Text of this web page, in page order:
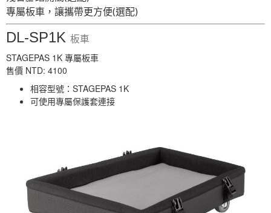
專屬板車，讓攜帶更方便(選配)
DL-SP1K 板車
STAGEPAS 1K 專屬板車
售價 NTD: 4100
相容型號：STAGEPAS 1K
可使用專屬保護套連接